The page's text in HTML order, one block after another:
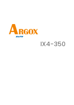
IX4-350